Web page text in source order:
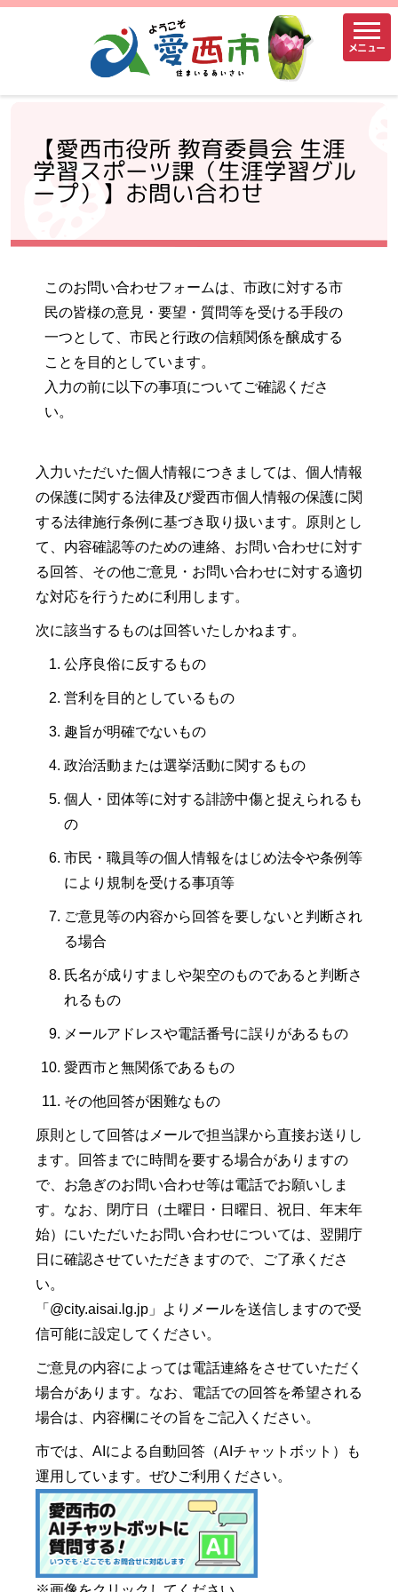
メニュー
【愛西市役所 教育委員会 生涯
学習スポーツ課（生涯学習グル
ープ）】お問い合わせ
このお問い合わせフォームは、市政に対する市
民の皆様の意見・要望・質問等を受ける手段の
一つとして、市民と行政の信頼関係を醸成する
ことを目的としています。
入力の前に以下の事項についてご確認くださ
い。
入力いただいた個人情報につきましては、個人情報
の保護に関する法律及び愛西市個人情報の保護に関
する法律施行条例に基づき取り扱います。原則とし
て、内容確認等のための連絡、お問い合わせに対す
る回答、その他ご意見・お問い合わせに対する適切
な対応を行うために利用します。
次に該当するものは回答いたしかねます。
公序良俗に反するもの
営利を目的としているもの
趣旨が明確でないもの
政治活動または選挙活動に関するもの
個人・団体等に対する誹謗中傷と捉えられるも
の
市民・職員等の個人情報をはじめ法令や条例等
により規制を受ける事項等
ご意見等の内容から回答を要しないと判断され
る場合
氏名が成りすましや架空のものであると判断さ
れるもの
メールアドレスや電話番号に誤りがあるもの
愛西市と無関係であるもの
その他回答が困難なもの
原則として回答はメールで担当課から直接お送りし
ます。回答までに時間を要する場合がありますの
で、お急ぎのお問い合わせ等は電話でお願いしま
す。なお、閉庁日（土曜日・日曜日、祝日、年末年
始）にいただいたお問い合わせについては、翌開庁
日に確認させていただきますので、ご了承くださ
い。
「@city.aisai.lg.jp」よりメールを送信しますので受
信可能に設定してください。
ご意見の内容によっては電話連絡をさせていただく
場合があります。なお、電話での回答を希望される
場合は、内容欄にその旨をご記入ください。
市では、AIによる自動回答（AIチャットボット）も
運用しています。ぜひご利用ください。